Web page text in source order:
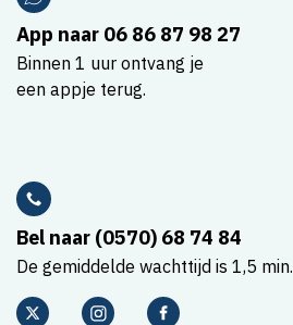
App naar 06 86 87 98 27
Binnen 1 uur ontvang je
een appje terug.
Bel naar (0570) 68 74 84
De gemiddelde wachttijd is 1,5 min.